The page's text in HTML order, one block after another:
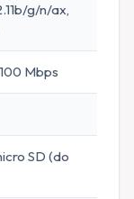
g/n/ax,
Mbps
SD (do